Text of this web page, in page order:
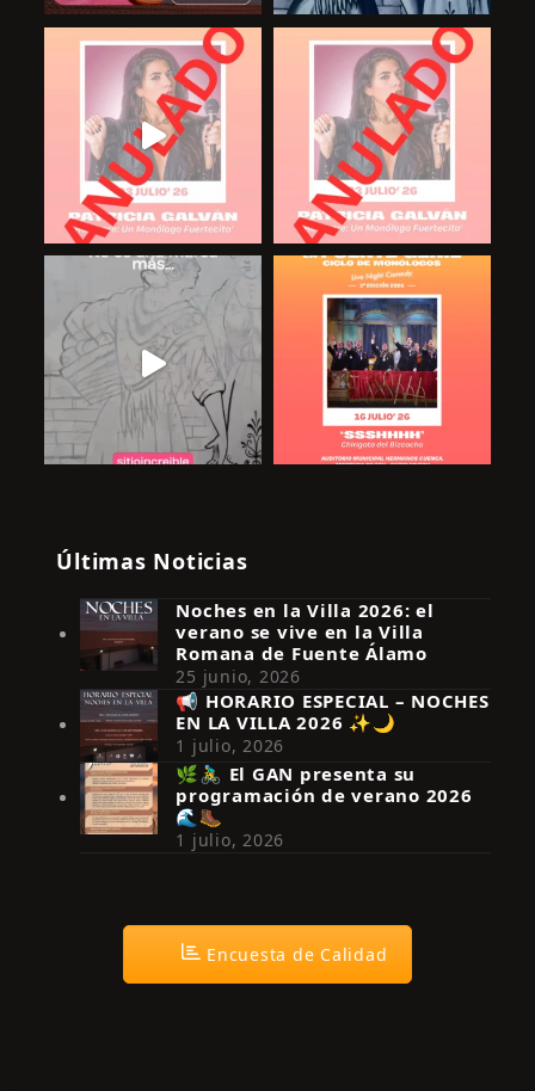
Síguenos en Instagram
Últimas Noticias
Noches en la Villa 2026: el
verano se vive en la Villa
Romana de Fuente Álamo
25 junio, 2026
📢 HORARIO ESPECIAL – NOCHES
EN LA VILLA 2026 ✨🌙
1 julio, 2026
🌿🚴‍♂️ El GAN presenta su
programación de verano 2026
🌊🥾
1 julio, 2026
Encuesta de Calidad